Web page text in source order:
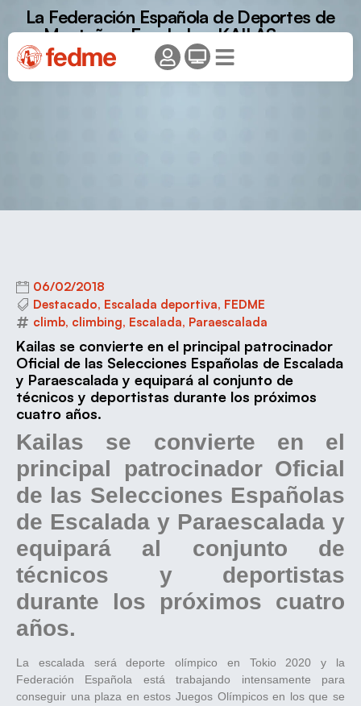
La Federación Española de Deportes de
Montaña y Escalada y KAILAS unen
fuerzas para llevar la escalada a lo más
alto
06/02/2018
Destacado, Escalada deportiva, FEDME
climb, climbing, Escalada, Paraescalada
Kailas se convierte en el principal patrocinador
Oficial de las Selecciones Españolas de Escalada
y Paraescalada y equipará al conjunto de
técnicos y deportistas durante los próximos
cuatro años.
Kailas se convierte en el
principal patrocinador Oficial
de las Selecciones Españolas
de Escalada y Paraescalada y
equipará al conjunto de
técnicos y deportistas
durante los próximos cuatro
años.
La escalada será deporte olímpico en Tokio 2020 y la
Federación Española está trabajando intensamente para
conseguir una plaza en estos Juegos Olímpicos en los que se